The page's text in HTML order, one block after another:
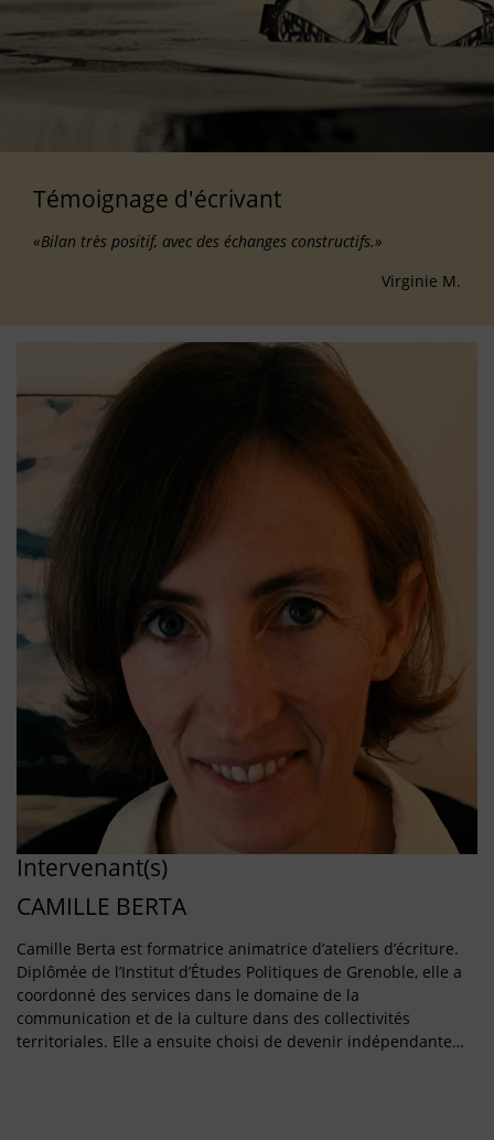
Témoignage d'écrivant
«Bilan très positif, avec des échanges constructifs.»
Virginie M.
Intervenant(s)
CAMILLE BERTA
Camille Berta est formatrice animatrice d’ateliers d’écriture.
Diplômée de l’Institut d’Études Politiques de Grenoble, elle a
coordonné des services dans le domaine de la
communication et de la culture dans des collectivités
territoriales. Elle a ensuite choisi de devenir indépendante…